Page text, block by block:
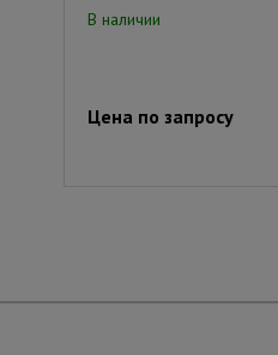
В наличии
Цена по запросу